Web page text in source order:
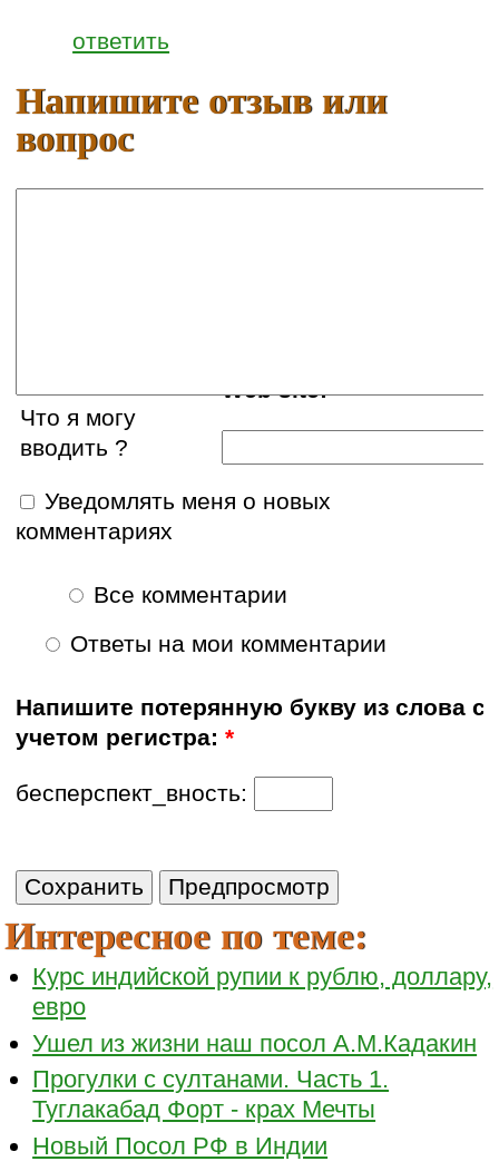
ответить
Напишите отзыв или
вопрос
Web site:
Что я могу
вводить ?
Уведомлять меня о новых
комментариях
Все комментарии
Ответы на мои комментарии
Напишите потерянную букву из слова с
учетом регистра:*
бесперспект_вность:
Интересное по теме:
Курс индийской рупии к рублю, доллару,
евро
Ушел из жизни наш посол А.М.Кадакин
Прогулки с султанами. Часть 1.
Туглакабад Форт - крах Мечты
Новый Посол РФ в Индии